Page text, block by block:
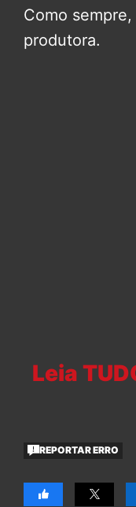
Como sempre,
produtora.
Leia
REPORTAR ERRO